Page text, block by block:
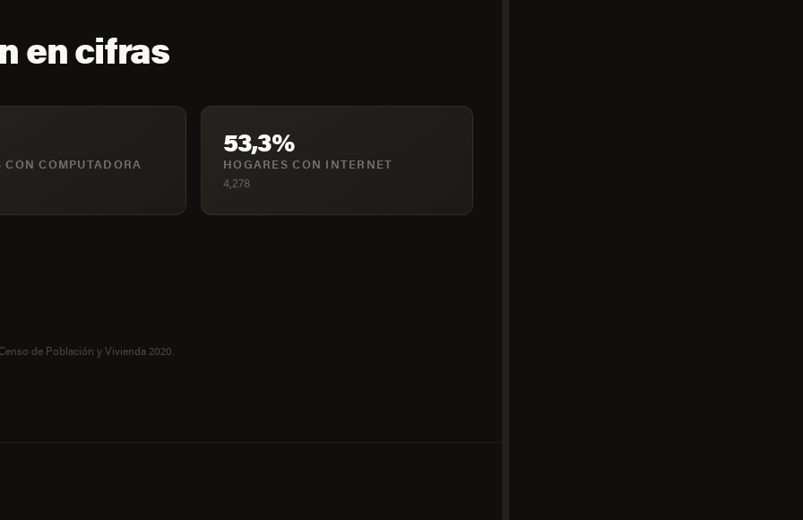
en cifras
CON COMPUTADORA
53,3%
HOGARES CON INTERNET
4,278
de Población y Vivienda 2020.